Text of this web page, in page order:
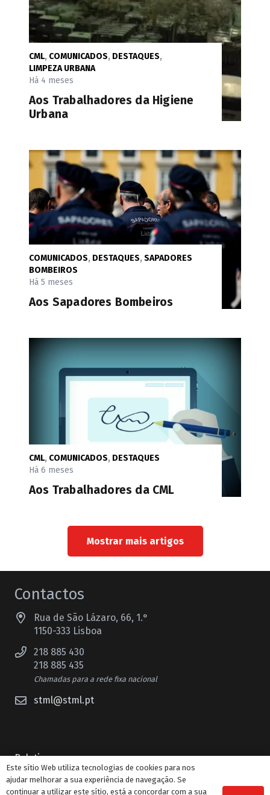
CML, COMUNICADOS, DESTAQUES,
LIMPEZA URBANA
Há 4 meses
Aos Trabalhadores da Higiene
Urbana
COMUNICADOS, DESTAQUES,SAPADORES
BOMBEIROS
Há 5 meses
Aos Sapadores Bombeiros
CML, COMUNICADOS, DESTAQUES
Há 6 meses
Aos Trabalhadores da CML
Mostrar mais artigos
Contactos
Rua de São Lázaro, 66, 1.°
1150-333 Lisboa
218 885 430
218 885 435
Chamadas para a rede fixa nacional
stml@stml.pt
Boletim
Guias
Este sítio Web utiliza tecnologias de cookies para nos
ajudar melhorar a sua experiência de navegação. Se
continuar a utilizar este sítio, está a concordar com a sua